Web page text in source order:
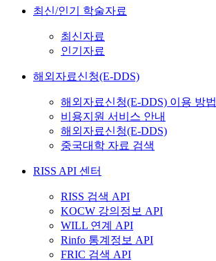
최신/인기 학술자료
최신자료
인기자료
해외자료신청(E-DDS)
해외자료신청(E-DDS) 이용 방법
비용지원 서비스 안내
해외자료신청(E-DDS)
중국대학 자료 검색
RISS API 센터
RISS 검색 API
KOCW 강의정보 API
WILL 연계 API
Rinfo 통계정보 API
FRIC 검색 API